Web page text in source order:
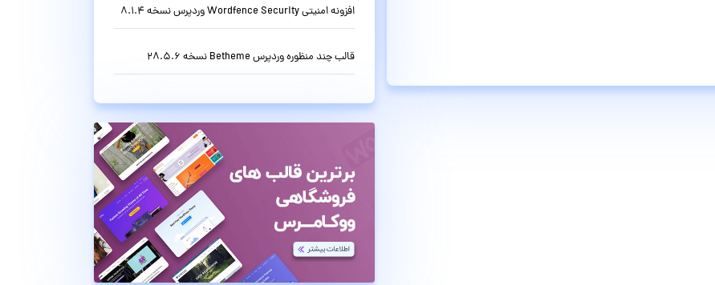
افزونه امنیتی Wordfence Security وردپرس نسخه 8.1.4
قالب چند منظوره وردپرس Betheme نسخه 28.5.6